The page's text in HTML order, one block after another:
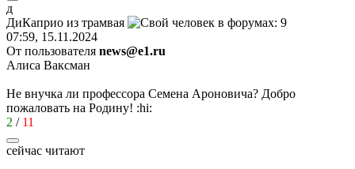
д
ДиКаприо из трамвая
07:59, 15.11.2024
От пользователя news@e1.ru
Алиса Ваксман
Не внучка ли профессора Семена Ароновича? Добро
пожаловать на Родину! :hi:
2 / 11
сейчас читают